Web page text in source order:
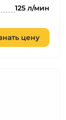
125 л/мин
цену